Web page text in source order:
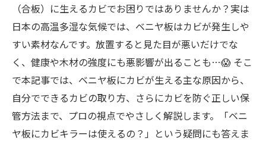
（合板）に生えるカビでお困りではありませんか？実は
日本の高温多湿な気候では、ベニヤ板はカビが発生しや
すい素材なんです。放置すると見た目が悪いだけでな
く、健康や木材の強度にも悪影響が出ることも…😱 そこ
で本記事では、ベニヤ板にカビが生える主な原因から、
自分でできるカビの取り方、さらにカビを防ぐ正しい保
管方法まで、プロの視点でやさしく解説します。「ベニ
ヤ板にカビキラーは使えるの？」という疑問にも答えま